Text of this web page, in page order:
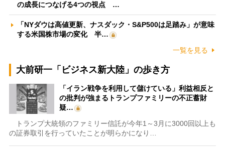
の成長につなげる4つの視点 …
「NYダウは高値更新、ナスダック・S&P500は足踏み」が意味
する米国株市場の変化 半…
一覧を見る
大前研一「ビジネス新大陸」の歩き方
「イラン戦争を利用して儲けている」利益相反と
の批判が強まるトランプファミリーの不正蓄財
疑…
トランプ大統領のファミリー信託が今年1～3月に3000回以上も
の証券取引を行っていたことが明らかになり…